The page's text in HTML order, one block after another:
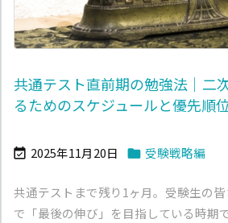
共通テスト直前期の勉強法｜二
るためのスケジュールと優先順
 2025年11月20日  受験戦略編
共通テストまで残り1ヶ月。受験生の
で「最後の伸び」を目指している時期